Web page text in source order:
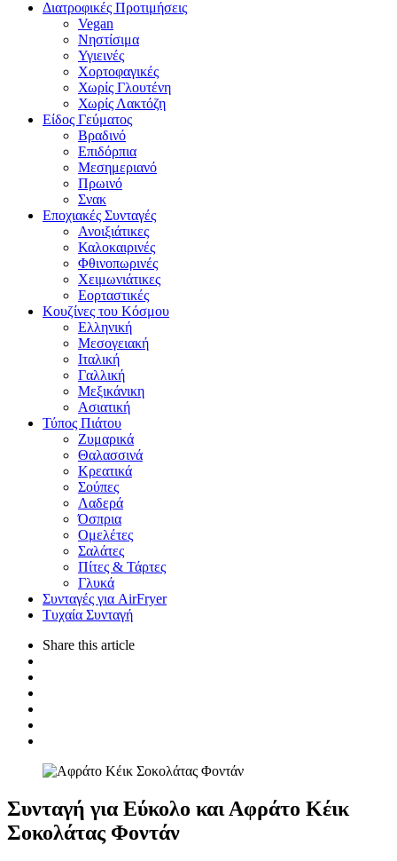
Διατροφικές Προτιμήσεις
Vegan
Νηστίσιμα
Υγιεινές
Χορτοφαγικές
Χωρίς Γλουτένη
Χωρίς Λακτόζη
Είδος Γεύματος
Βραδινό
Επιδόρπια
Μεσημεριανό
Πρωινό
Σνακ
Εποχιακές Συνταγές
Ανοιξιάτικες
Καλοκαιρινές
Φθινοπωρινές
Χειμωνιάτικες
Εορταστικές
Κουζίνες του Κόσμου
Ελληνική
Μεσογειακή
Ιταλική
Γαλλική
Μεξικάνικη
Ασιατική
Τύπος Πιάτου
Ζυμαρικά
Θαλασσινά
Κρεατικά
Σούπες
Λαδερά
Όσπρια
Ομελέτες
Σαλάτες
Πίτες & Τάρτες
Γλυκά
Συνταγές για AirFryer
Τυχαία Συνταγή
Share this article
Συνταγή για Εύκολο και Αφράτο Κέικ
Σοκολάτας Φοντάν